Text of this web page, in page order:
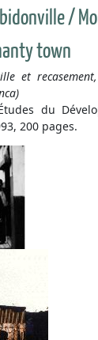
/
town
et
du
200 pages.